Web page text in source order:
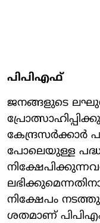
പിപിഎഫ്
ജനങ്ങളുടെ
കേന്ദ്രസർക്കാർ
പോലെയുള്ള
നിക്ഷേപം
ശതമാണ്